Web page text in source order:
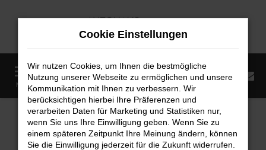
Zum
MENÜ
Startseite Fahrzeugangebote Fahrzeugmarkt
Fahrzeugmarkt
Cookie Einstellungen
Wir nutzen Cookies, um Ihnen die bestmögliche
Nutzung unserer Webseite zu ermöglichen und unsere
Kommunikation mit Ihnen zu verbessern. Wir
berücksichtigen hierbei Ihre Präferenzen und
verarbeiten Daten für Marketing und Statistiken nur,
wenn Sie uns Ihre Einwilligung geben. Wenn Sie zu
einem späteren Zeitpunkt Ihre Meinung ändern, können
Sie die Einwilligung jederzeit für die Zukunft widerrufen.